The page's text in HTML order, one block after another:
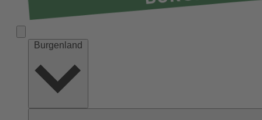
Burgenland